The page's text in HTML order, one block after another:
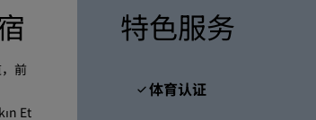
前
Et
特色服务
体育认证